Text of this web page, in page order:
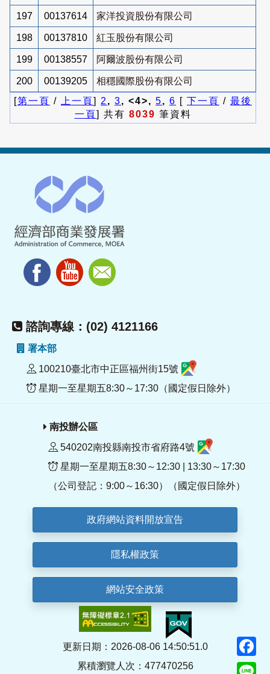
197 00137614 家洋投資股份有限公司
198 00137810 紅玉股份有限公司
199 00138557 阿爾波股份有限公司
200 00139205
相穩國際股份有限公司
[第一頁 / 上一頁] 2 , 3, <4>, 5, 6 [ 下一頁 / 最後
一頁] 共有 8039 筆資料
諮詢專線：(02) 4121166
署本部
100210臺北市中正區福州街15號
星期一至星期五8:30～17:30（國定假日除外）
南投辦公區
540202南投縣南投市省府路4號
星期一至星期五8:30～12:30 | 13:30～17:30
（公司登記：9:00～16:30）（國定假日除外）
政府網站資料開放宣告
隱私權政策
網站安全政策
更新日期：2026-08-06 14:50:51.0
累積瀏覽人次：477470256